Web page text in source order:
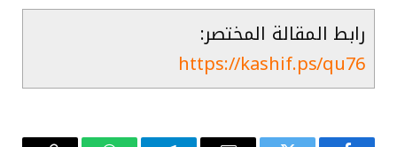
رابط المقالة المختصر:
https://kashif.ps/qu76